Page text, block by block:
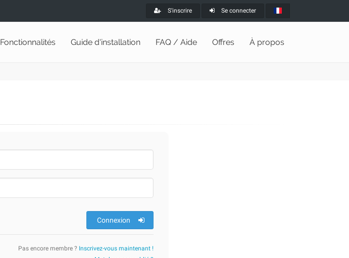
S'inscrire Se connecter
Fonctionnalités Guide d'installation FAQ / Aide Offres À propos
Connexion
Pas encore membre ? Inscrivez-vous maintenant !